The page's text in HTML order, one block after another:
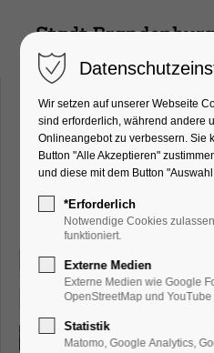
Unterhaltsame
durch die
Wir setzen auf unserer Webseite
sind erforderlich, während andere
Onlineangebot zu verbessern. Sie
Button "Alle Akzeptieren"
und diese mit dem Button
*Erforderlich
Notwendige Cookies
funktioniert.
Externe Medien
Externe Medien wie Google
OpenStreetMap und
Statistik
Matomo, Google Analytics,